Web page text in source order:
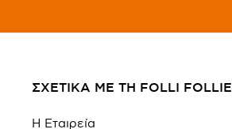
ΣΧΕΤΙΚΑ ΜΕ ΤΗ FOLLI FOLLIE
Η Εταιρεία